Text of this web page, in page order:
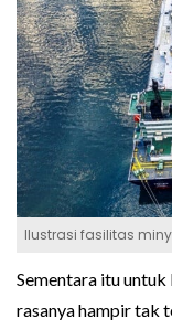
Ilustrasi fasilitas
Sementara itu
rasanya hampir tak